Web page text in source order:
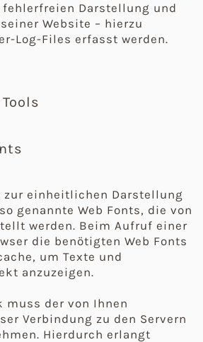
Darstellung und
Website – hierzu
Log-Files erfasst werden.
zur einheitlichen Darstellung
genannte Web Fonts, die von
werden. Beim Aufruf einer
die benötigten Web Fonts
um Texte und
anzuzeigen.
muss der von Ihnen
Verbindung zu den Servern
Hierdurch erlangt